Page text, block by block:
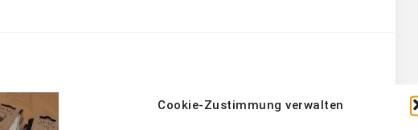
Cookie-Zustimmung verwalten